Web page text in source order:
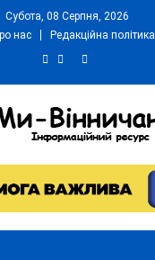
Субота, 08 Серпня, 2026
нас Редакційна політика